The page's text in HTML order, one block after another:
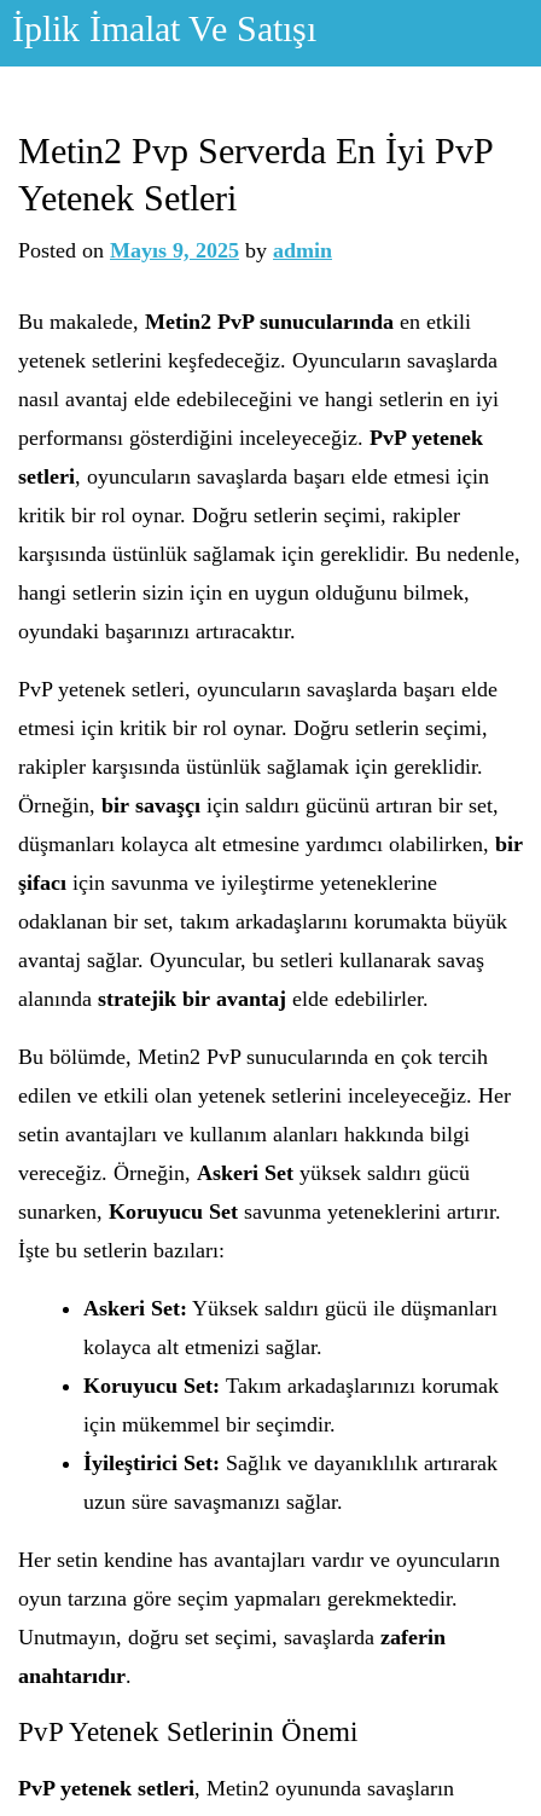
Skip
İplik İmalat Ve Satışı
Metin2 Pvp Serverda En İyi PvP
Yetenek Setleri
Posted on Mayıs 9, 2025 by admin
Bu makalede, Metin2 PvP sunucularında en etkili
yetenek setlerini keşfedeceğiz. Oyuncuların savaşlarda
nasıl avantaj elde edebileceğini ve hangi setlerin en iyi
performansı gösterdiğini inceleyeceğiz. PvP yetenek
setleri, oyuncuların savaşlarda başarı elde etmesi için
kritik bir rol oynar. Doğru setlerin seçimi, rakipler
karşısında üstünlük sağlamak için gereklidir. Bu nedenle,
hangi setlerin sizin için en uygun olduğunu bilmek,
oyundaki başarınızı artıracaktır.
PvP yetenek setleri, oyuncuların savaşlarda başarı elde
etmesi için kritik bir rol oynar. Doğru setlerin seçimi,
rakipler karşısında üstünlük sağlamak için gereklidir.
Örneğin, bir savaşçı için saldırı gücünü artıran bir set,
düşmanları kolayca alt etmesine yardımcı olabilirken, bir
şifacı için savunma ve iyileştirme yeteneklerine
odaklanan bir set, takım arkadaşlarını korumakta büyük
avantaj sağlar. Oyuncular, bu setleri kullanarak savaş
alanında stratejik bir avantaj elde edebilirler.
Bu bölümde, Metin2 PvP sunucularında en çok tercih
edilen ve etkili olan yetenek setlerini inceleyeceğiz. Her
setin avantajları ve kullanım alanları hakkında bilgi
vereceğiz. Örneğin, Askeri Set yüksek saldırı gücü
sunarken, Koruyucu Set savunma yeteneklerini artırır.
İşte bu setlerin bazıları:
Askeri Set: Yüksek saldırı gücü ile düşmanları
kolayca alt etmenizi sağlar.
Koruyucu Set: Takım arkadaşlarınızı korumak
için mükemmel bir seçimdir.
İyileştirici Set: Sağlık ve dayanıklılık artırarak
uzun süre savaşmanızı sağlar.
Her setin kendine has avantajları vardır ve oyuncuların
oyun tarzına göre seçim yapmaları gerekmektedir.
Unutmayın, doğru set seçimi, savaşlarda zaferin
anahtarıdır.
PvP Yetenek Setlerinin Önemi
PvP yetenek setleri, Metin2 oyununda savaşların